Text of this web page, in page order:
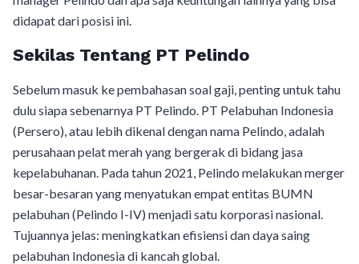
didapat dari posisi ini.
Sekilas Tentang PT Pelindo
Sebelum masuk ke pembahasan soal gaji, penting untuk tahu
dulu siapa sebenarnya PT Pelindo. PT Pelabuhan Indonesia
(Persero), atau lebih dikenal dengan nama Pelindo, adalah
perusahaan pelat merah yang bergerak di bidang jasa
kepelabuhanan. Pada tahun 2021, Pelindo melakukan merger
besar-besaran yang menyatukan empat entitas BUMN
pelabuhan (Pelindo I-IV) menjadi satu korporasi nasional.
Tujuannya jelas: meningkatkan efisiensi dan daya saing
pelabuhan Indonesia di kancah global.